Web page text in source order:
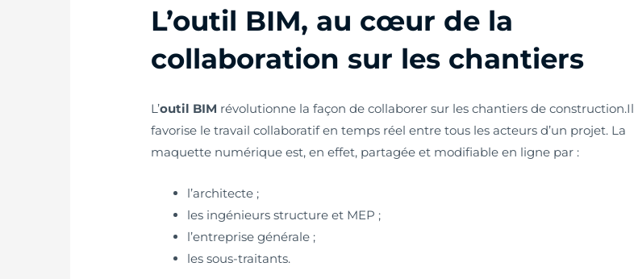
L’outil BIM, au cœur de la
collaboration sur les chantiers
L’outil BIM révolutionne la façon de collaborer sur les chantiers de construction.Il
favorise le travail collaboratif en temps réel entre tous les acteurs d’un projet. La
maquette numérique est, en effet, partagée et modifiable en ligne par :
l’architecte ;
les ingénieurs structure et MEP ;
l’entreprise générale ;
les sous-traitants.